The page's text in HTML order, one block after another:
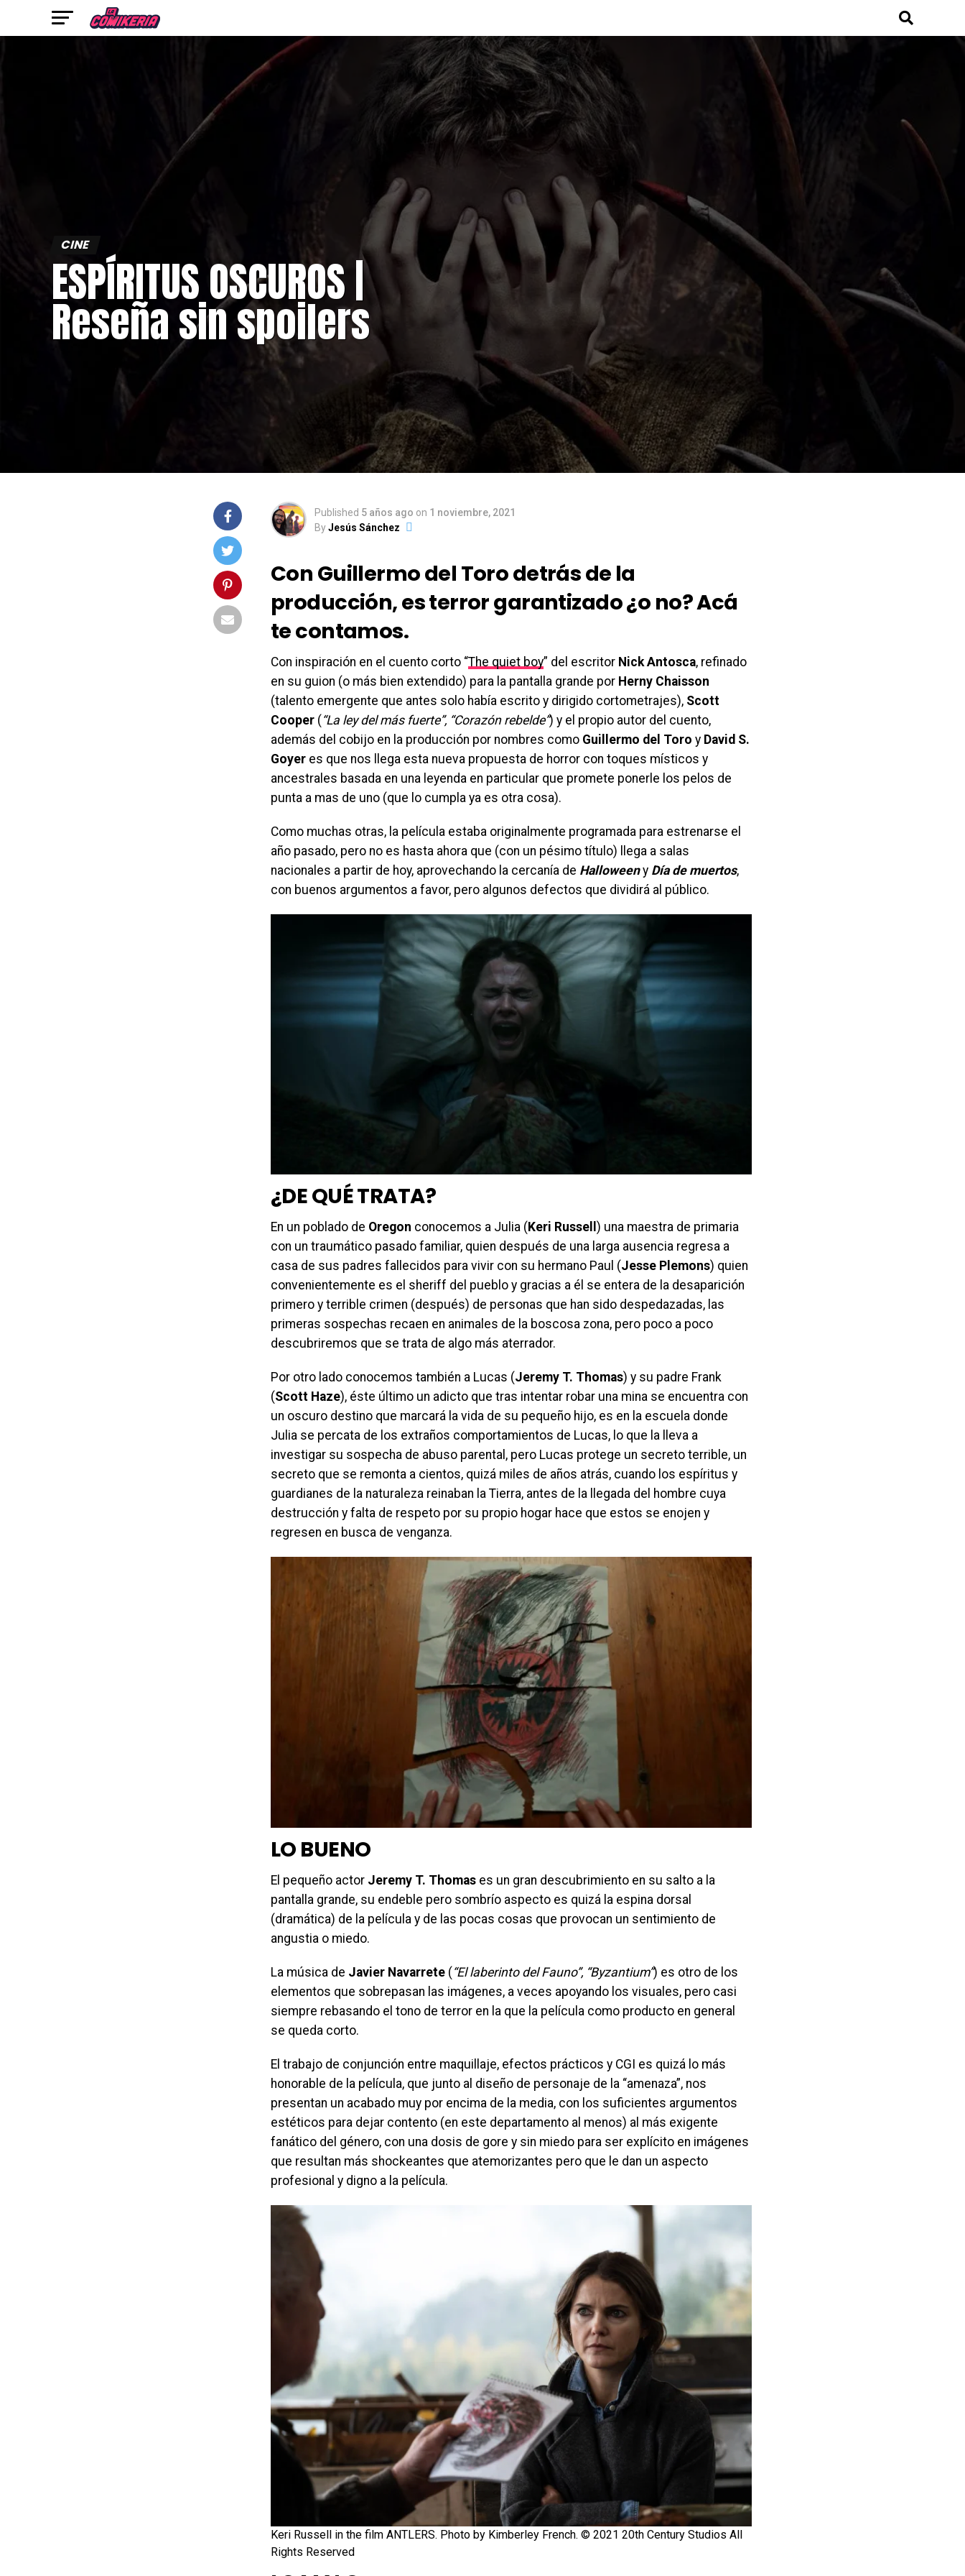
CINE
ESPÍRITUS OSCUROS |
Reseña sin spoilers
Published 5 años ago on 1 noviembre, 2021
ByJesús Sánchez
Con Guillermo del Toro detrás de la
producción, es terror garantizado ¿o no? Acá
te contamos.
Con inspiración en el cuento corto “The quiet boy” del escritor Nick Antosca, refinado
en su guion (o más bien extendido) para la pantalla grande por Herny Chaisson
(talento emergente que antes solo había escrito y dirigido cortometrajes), Scott
Cooper ( “La ley del más fuerte”, “Corazón rebelde”) y el propio autor del cuento,
además del cobijo en la producción por nombres como Guillermo del Toro y David S.
Goyer es que nos llega esta nueva propuesta de horror con toques místicos y
ancestrales basada en una leyenda en particular que promete ponerle los pelos de
punta a mas de uno (que lo cumpla ya es otra cosa).
Como muchas otras, la película estaba originalmente programada para estrenarse el
año pasado, pero no es hasta ahora que (con un pésimo título) llega a salas
nacionales a partir de hoy, aprovechando la cercanía de Halloweeny Día de muertos,
con buenos argumentos a favor, pero algunos defectos que dividirá al público.
¿DE QUÉ TRATA?
En un poblado de Oregon conocemos a Julia ( Keri Russell ) una maestra de primaria
con un traumático pasado familiar, quien después de una larga ausencia regresa a
casa de sus padres fallecidos para vivir con su hermano Paul (Jesse Plemons) quien
convenientemente es el sheriff del pueblo y gracias a él se entera de la desaparición
primero y terrible crimen (después) de personas que han sido despedazadas, las
primeras sospechas recaen en animales de la boscosa zona, pero poco a poco
descubriremos que se trata de algo más aterrador.
Por otro lado conocemos también a Lucas (Jeremy T. Thomas) y su padre Frank
(Scott Haze), éste último un adicto que tras intentar robar una mina se encuentra con
un oscuro destino que marcará la vida de su pequeño hijo, es en la escuela donde
Julia se percata de los extraños comportamientos de Lucas, lo que la lleva a
investigar su sospecha de abuso parental, pero Lucas protege un secreto terrible, un
secreto que se remonta a cientos, quizá miles de años atrás, cuando los espíritus y
guardianes de la naturaleza reinaban la Tierra, antes de la llegada del hombre cuya
destrucción y falta de respeto por su propio hogar hace que estos se enojen y
regresen en busca de venganza.
LO BUENO
El pequeño actor Jeremy T. Thomas es un gran descubrimiento en su salto a la
pantalla grande, su endeble pero sombrío aspecto es quizá la espina dorsal
(dramática) de la película y de las pocas cosas que provocan un sentimiento de
angustia o miedo.
La música de Javier Navarrete ( “El laberinto del Fauno”, “Byzantium”) es otro de los
elementos que sobrepasan las imágenes, a veces apoyando los visuales, pero casi
siempre rebasando el tono de terror en la que la película como producto en general
se queda corto.
El trabajo de conjunción entre maquillaje, efectos prácticos y CGI es quizá lo más
honorable de la película, que junto al diseño de personaje de la “amenaza”, nos
presentan un acabado muy por encima de la media, con los suficientes argumentos
estéticos para dejar contento (en este departamento al menos) al más exigente
fanático del género, con una dosis de gore y sin miedo para ser explícito en imágenes
que resultan más shockeantes que atemorizantes pero que le dan un aspecto
profesional y digno a la película.
Keri Russell in the film ANTLERS. Photo by Kimberley French. © 2021 20th Century Studios All
Rights Reserved